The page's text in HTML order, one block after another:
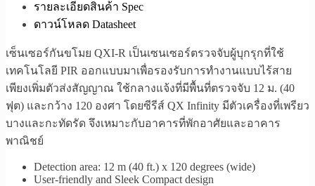
รายละเอียดสินค้า Spec
ดาวน์โหลด Datasheet
เซ็นเซอร์กันขโมย QXI-R เป็นเซนเซอร์ตรวจจับผู้บุกรุกที่ใช้
เทคโนโลยี PIR ออกแบบมาเพื่อรองรับการทำงานแบบไร้สาย
เพียงเพิ่มตัวส่งสัญญาณ ใช้กลางแจ้งที่มีพื้นที่ตรวจจับ 12 ม. (40
ฟุต) และกว้าง 120 องศา โดยซีรีส์ QX Infinity มีตัวเครื่องที่เพรียว
บางและกะทัดรัด จึงเหมาะกับอาคารที่พักอาศัยและอาคาร
พาณิชย์
Detection area: 12 m (40 ft.) x 120 degrees (wide)
User-friendly and Sleek Compact design